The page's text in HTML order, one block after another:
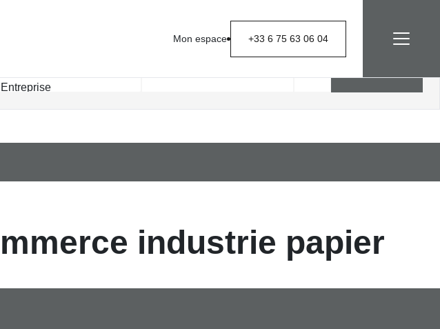
Mon espace +33 6 75 63 06 04
industrie papier